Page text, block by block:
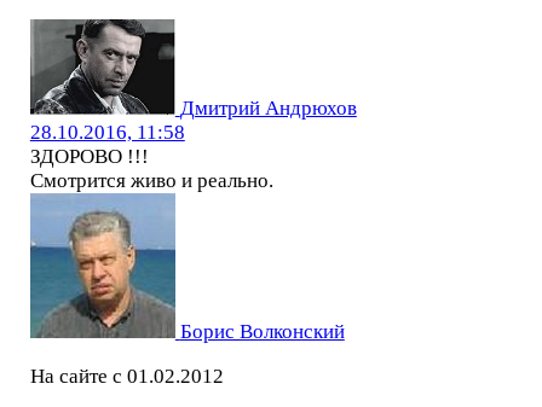
Дмитрий Андрюхов
28.10.2016, 11:58
ЗДОРОВО !!!
Смотрится живо и реально.
Борис Волконский
На сайте с 01.02.2012